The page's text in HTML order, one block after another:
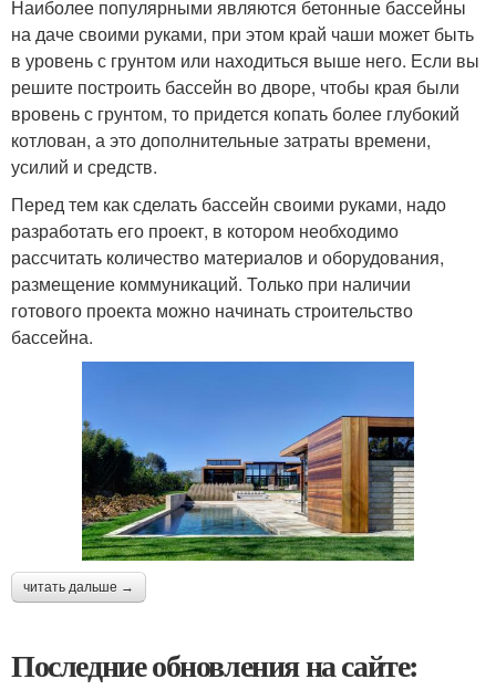
Наиболее популярными являются бетонные бассейны
на даче своими руками, при этом край чаши может быть
в уровень с грунтом или находиться выше него. Если вы
решите построить бассейн во дворе, чтобы края были
вровень с грунтом, то придется копать более глубокий
котлован, а это дополнительные затраты времени,
усилий и средств.
Перед тем как сделать бассейн своими руками, надо
разработать его проект, в котором необходимо
рассчитать количество материалов и оборудования,
размещение коммуникаций. Только при наличии
готового проекта можно начинать строительство
бассейна.
читать дальше →
Последние обновления на сайте: